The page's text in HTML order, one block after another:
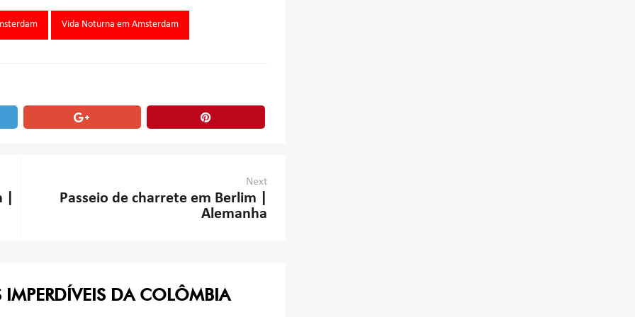
Vida Noturna em Amsterdam
Next
Passeio de charrete em Berlim |
Alemanha
IMPERDÍVEIS DA COLÔMBIA